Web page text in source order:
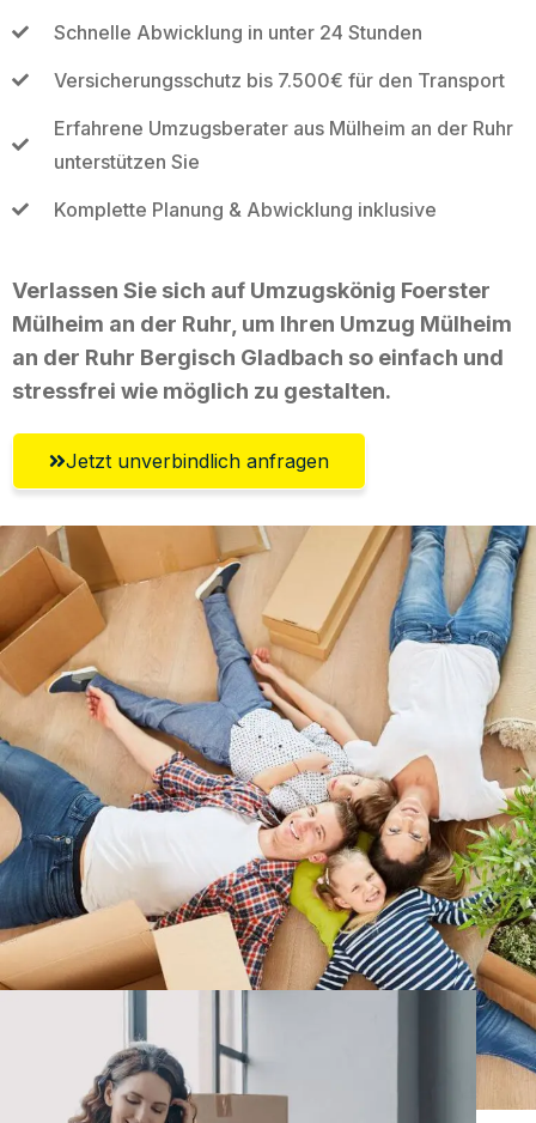
Schnelle Abwicklung in unter 24 Stunden
Versicherungsschutz bis 7.500€ für den Transport
Erfahrene Umzugsberater aus Mülheim an der Ruhr
unterstützen Sie
Komplette Planung & Abwicklung inklusive
Verlassen Sie sich auf Umzugskönig Foerster
Mülheim an der Ruhr, um Ihren Umzug Mülheim
an der Ruhr Bergisch Gladbach so einfach und
stressfrei wie möglich zu gestalten.
Jetzt unverbindlich anfragen